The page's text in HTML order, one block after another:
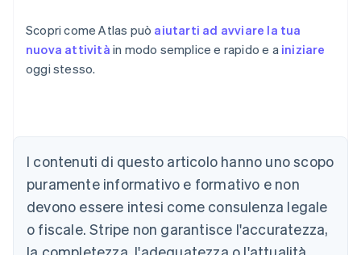
Scopri come Atlas può aiutarti ad avviare la tua
nuova attività in modo semplice e rapido e a iniziare
oggi stesso.
I contenuti di questo articolo hanno uno scopo
puramente informativo e formativo e non
devono essere intesi come consulenza legale
o fiscale. Stripe non garantisce l'accuratezza,
English
Austria
Deutsch English
Belgio
NederlandsFrançaisDeutschEnglish
PortuguêsEnglish